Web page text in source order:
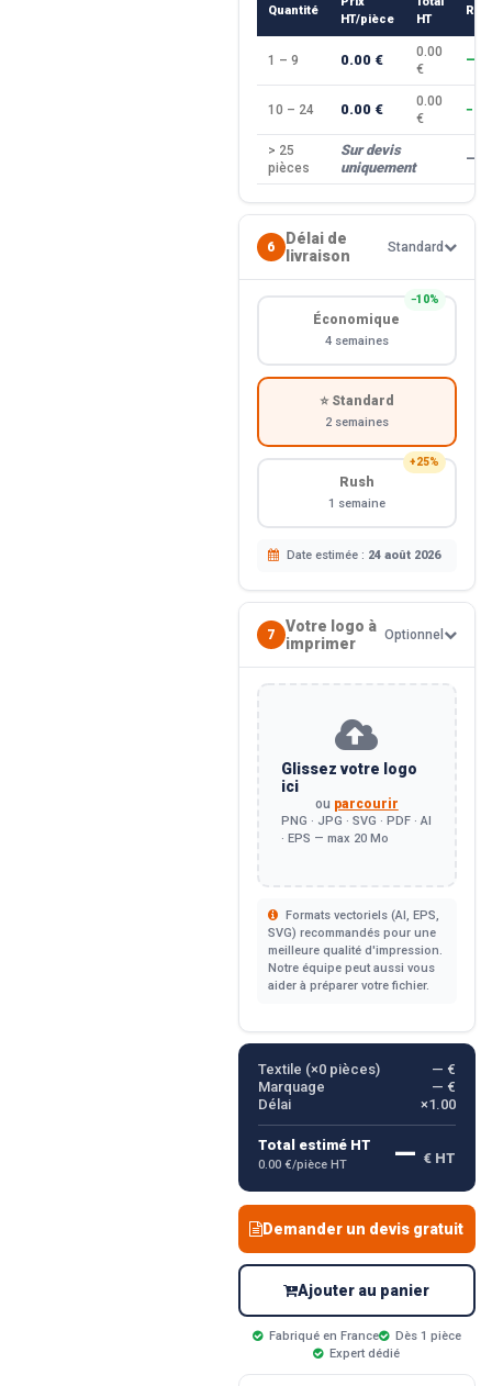
Quantité
HT/pièce
HT
1 – 9 0.00 €
0.00
€
—
10 – 24 0.00 €
0.00
€
> 25
pièces
Sur devis
uniquement
—
6
Délai de
livraison
Standard
−10%
Économique
4 semaines
⭐ Standard
2 semaines
+25%
Rush
1 semaine
Date estimée : 24 août 2026
7
Votre logo à
imprimer
Optionnel
Glissez votre logo
ici
ou parcourir
PNG · JPG · SVG · PDF · AI
· EPS — max 20 Mo
Formats vectoriels (AI, EPS,
SVG) recommandés pour une
meilleure qualité d'impression.
Notre équipe peut aussi vous
aider à préparer votre fichier.
Textile (×0pièces)
— €
Marquage
— €
Délai
×1.00
Total estimé HT
0.00 €/pièce HT — € HT
Demander un devis gratuit
Ajouter au panier
Fabriqué en France
Dès 1 pièce
Expert dédié